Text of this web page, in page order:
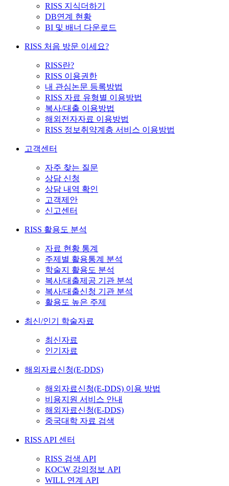
RISS 지식더하기
DB연계 현황
BI 및 배너 다운로드
RISS 처음 방문 이세요?
RISS란?
RISS 이용권한
내 관심논문 등록방법
RISS 자료 유형별 이용방법
복사/대출 이용방법
해외전자자료 이용방법
RISS 정보취약계층 서비스 이용방법
고객센터
자주 찾는 질문
상담 신청
상담 내역 확인
고객제안
신고센터
RISS 활용도 분석
자료 현황 통계
주제별 활용통계 분석
학술지 활용도 분석
복사/대출제공 기관 분석
복사/대출신청 기관 분석
활용도 높은 주제
최신/인기 학술자료
최신자료
인기자료
해외자료신청(E-DDS)
해외자료신청(E-DDS) 이용 방법
비용지원 서비스 안내
해외자료신청(E-DDS)
중국대학 자료 검색
RISS API 센터
RISS 검색 API
KOCW 강의정보 API
WILL 연계 API